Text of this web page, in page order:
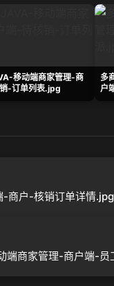
移动端商家管理-商
-订单列表.jpg
多
户
-商户-核销订单详情.jpg
端商家管理-商户端-